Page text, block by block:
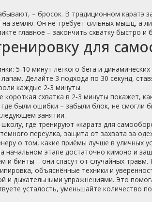
– бросок. В традиционном каратэ
землю. Он не требует сильных мышц, а
главное – закончить схватку быстро и
для
5‑10 минут лёгкого бега и
Делайте 3 подхода по 30 секунд,
каждые 2‑3 минуты.
короткая схватка в 2‑3 минуты покажет,
были ошибки – забыли блок, не смогли
занятии.
где тренируют «каратэ для
переулка, защита от захвата за
о том, какие приёмы лучше в уличных
начальном этапе достаточно кимоно и
бинты – они спасут от случайных травм.
объяснённые техники и
и дыхательными упражнениями. Это
усталость, уменьшайте количество